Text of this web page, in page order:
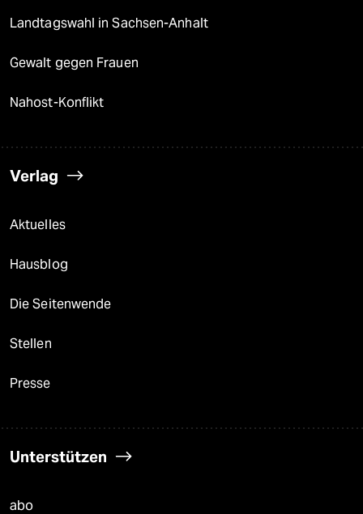
Landtagswahl in Sachsen-Anhalt
Gewalt gegen Frauen
Nahost-Konflikt
Verlag
Aktuelles
Hausblog
Die Seitenwende
Stellen
Presse
Unterstützen
abo